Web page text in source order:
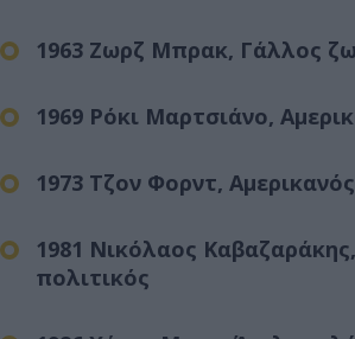
1963 Ζωρζ Μπρακ, Γάλλος
1969 Ρόκι Μαρτσιάνο,
1973 Τζον Φορντ,
1981 Νικόλαος
πολιτικός